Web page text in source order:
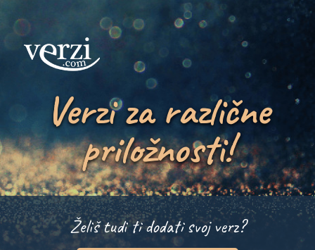
Verzi za različne
priložnosti!
Želiš tudi ti dodati svoj verz?